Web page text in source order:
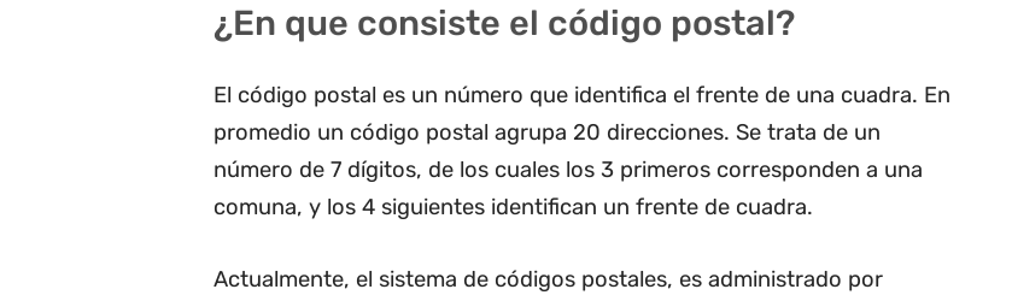
¿En que consiste el código postal?
El código postal es un número que identifica el frente de una cuadra. En
promedio un código postal agrupa 20 direcciones. Se trata de un
número de 7 dígitos, de los cuales los 3 primeros corresponden a una
comuna, y los 4 siguientes identifican un frente de cuadra.
Actualmente, el sistema de códigos postales, es administrado por